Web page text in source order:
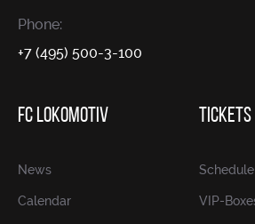
Phone:
+7 (495) 500-3-100
FC LOKOMOTIV
News
Calendar
TICKETS
Schedule
VIP-